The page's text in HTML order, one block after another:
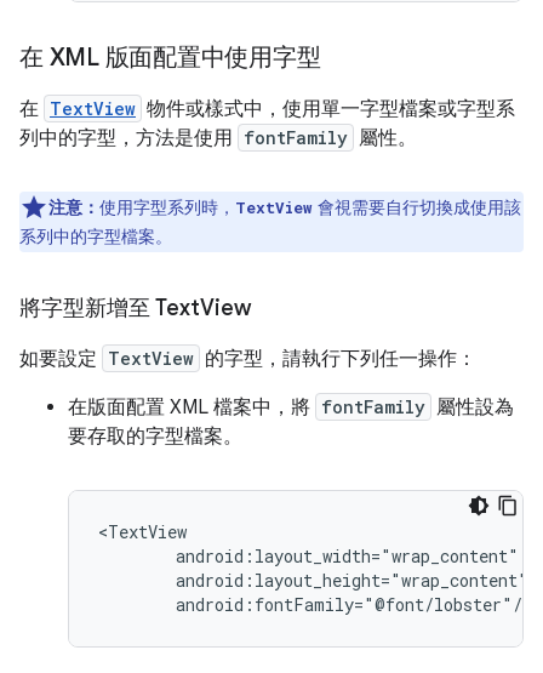
在 XML 版面配置中使用字型
在 TextView 物件或樣式中，使用單一字型檔案或字型系
列中的字型，方法是使用 fontFamily 屬性。
注意： 使用字型系列時， TextView 會視需要自行切換成使用該
系列中的字型檔案。
將字型新增至 TextView
如要設定 TextView 的字型，請執行下列任一操作：
在版面配置 XML 檔案中，將 fontFamily 屬性設為
要存取的字型檔案。
android:fontFamily="@font/lobster"/>